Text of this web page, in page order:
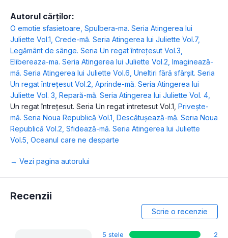
Autorul cărților:
O emotie sfasietoare Spulbera-ma. Seria Atingerea lui
Juliette Vol.1 Crede-mă. Seria Atingerea lui Juliette Vol.7,
Legământ de sânge. Seria Un regat întrețesut Vol.3
Elibereaza-ma. Seria Atingerea lui Juliette Vol.2 Imaginează-
mă. Seria Atingerea lui Juliette Vol.6 Uneltiri fără sfârșit. Seria
Un regat întrețesut Vol.2 Aprinde-mă. Seria Atingerea lui
Juliette Vol. 3 Repară-mă. Seria Atingerea lui Juliette Vol. 4
Un regat întrețesut. Seria Un regat intretesut Vol.1 Privește-
mă. Seria Noua Republică Vol.1 Descătușează-mă. Seria Noua
Republică Vol.2 Sfidează-mă. Seria Atingerea lui Juliette
Vol.5 Oceanul care ne desparte
→ Vezi pagina autorului
Recenzii
Scrie o recenzie
5 stele 2